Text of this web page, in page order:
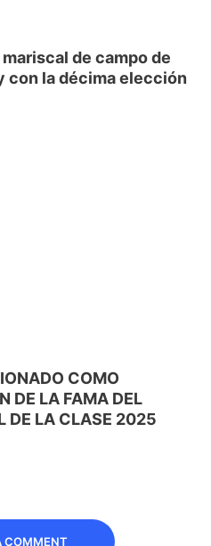
de campo de
con la décima elección
COMO
DE LA FAMA DEL
DE LA CLASE 2025
COMMENT